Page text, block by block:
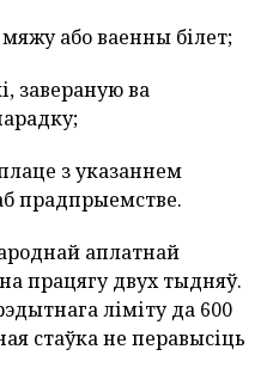
або ваенны білет;
завераную ва
з указаннем
прадпрыемстве.
аплатнай
працягу двух тыдняў.
ліміту да 600
стаўка не перавысіць